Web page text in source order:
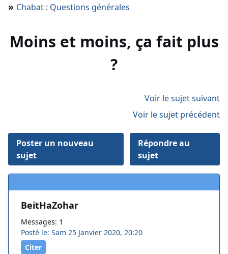
» Chabat : Questions générales
Moins et moins, ça fait plus
?
Voir le sujet suivant
Voir le sujet précédent
Poster un nouveau
sujet
Répondre au
sujet
BeitHaZohar
Messages: 1
Posté le: Sam 25 Janvier 2020, 20:20
Citer